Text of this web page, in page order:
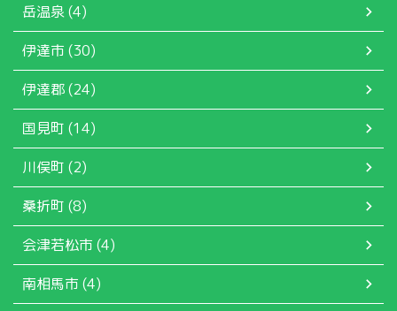
岳温泉 (4)
伊達市 (30)
伊達郡 (24)
国見町 (14)
川俣町 (2)
桑折町 (8)
会津若松市 (4)
南相馬市 (4)